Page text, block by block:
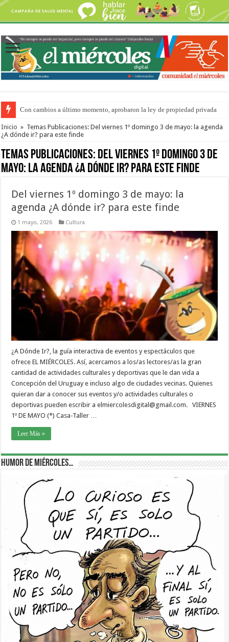
Con cambios a último momento, aprobaron la ley de propiedad privada
Adopción en Entre Ríos: el 35% de los 90 niños, niñas y adolescentes que
Inicio » Temas Publicaciones: Del viernes 1º domingo 3 de mayo: la agenda
¿A dónde ir? para este finde
Temas Publicaciones: Del viernes 1º domingo 3 de
mayo: la agenda ¿A dónde ir? para este finde
Del viernes 1º domingo 3 de mayo: la
agenda ¿A dónde ir? para este finde
1 mayo, 2026 Cultura
¿A Dónde Ir?, la guía interactiva de eventos y espectáculos que
ofrece EL MIÉRCOLES. Así, acercamos a los/as lectores/as la gran
cantidad de actividades culturales y deportivas que le dan vida a
Concepción del Uruguay e incluso algo de ciudades vecinas. Quienes
quieran dar a conocer sus eventos y/o actividades culturales o
deportivas pueden escribir a elmiercolesdigital@gmail.com. VIERNES
1º DE MAYO (*) Casa-Taller …
Leer Más »
Humor de Miércoles…